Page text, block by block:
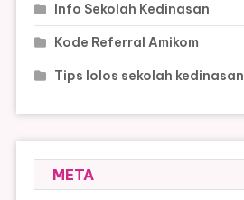
Info Sekolah Kedinasan
Kode Referral Amikom
Tips lolos sekolah kedinasan
META